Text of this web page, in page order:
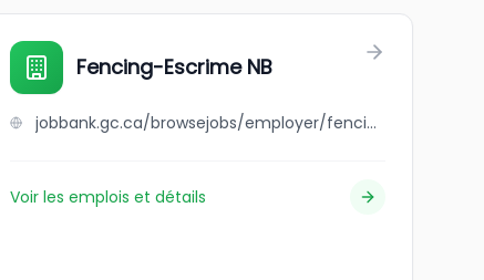
Fencing-Escrime NB
jobbank.gc.ca/browsejobs/employer/fencing-escrime+nb/ca
Voir les emplois et détails